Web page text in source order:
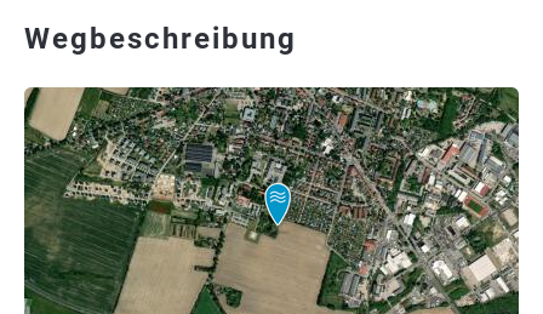
Wegbeschreibung